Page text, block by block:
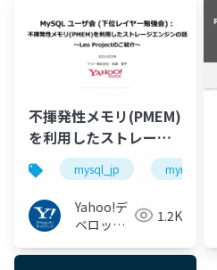
不揮発性メモリ(PMEM)
を利用したストレージ
エンジンの話
#mysql_jp #myna会
#yahoo #mysql
#pmem #不揮発性メモ
リ
mysql_jp myna会
Yahoo!デ
ベロッパ
ワーク
1.2K